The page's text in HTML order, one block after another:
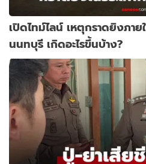
เปิดไทม์ไลน์ เหตุกราดยิงภาย
นนทบุรี เกิดอะไรขึ้นบ้าง?